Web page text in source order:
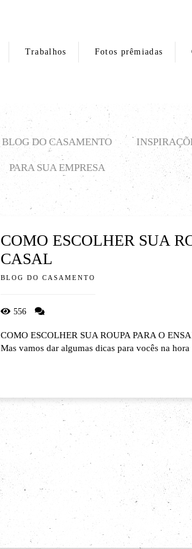
Trabalhos Fotos prêmiadas
BLOG DO CASAMENTO
PARA SUA EMPRESA
COMO ESCOLHER SUA
CASAL
BLOG DO CASAMENTO
556
COMO ESCOLHER SUA ROUPA PARA O
Mas vamos dar algumas dicas para vocês na